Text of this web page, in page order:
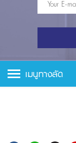
เมนูทางลัด